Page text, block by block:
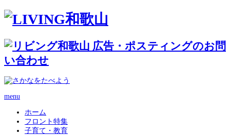
menu
ホーム
フロント特集
子育て・教育